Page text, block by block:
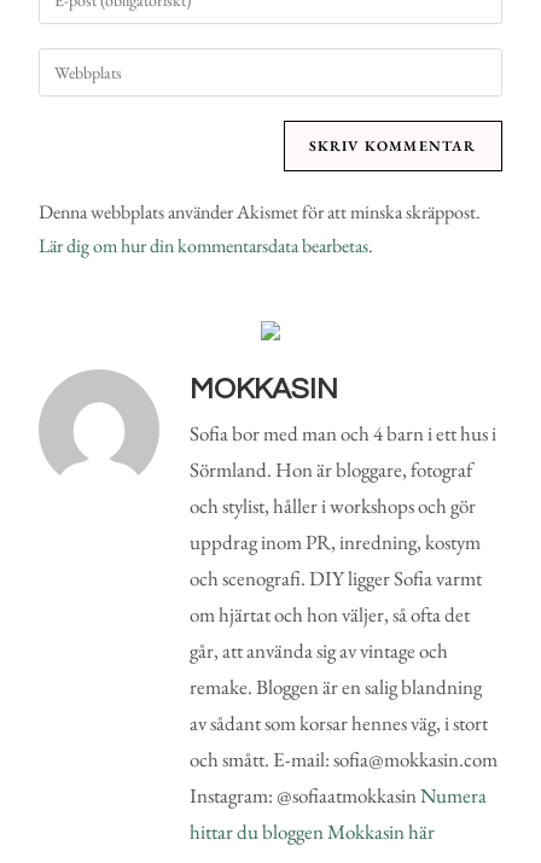
Denna webbplats använder Akismet för att minska skräppost.
Lär dig om hur din kommentarsdata bearbetas.
MOKKASIN
Sofia bor med man och 4 barn i ett hus i
Sörmland. Hon är bloggare, fotograf
och stylist, håller i workshops och gör
uppdrag inom PR, inredning, kostym
och scenografi. DIY ligger Sofia varmt
om hjärtat och hon väljer, så ofta det
går, att använda sig av vintage och
remake. Bloggen är en salig blandning
av sådant som korsar hennes väg, i stort
och smått. E-mail: sofia@mokkasin.com
Instagram: @sofiaatmokkasinNumera
hittar du bloggen Mokkasin här